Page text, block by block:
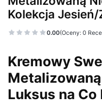
Kolekcja Jesień/
0.00(Oceny: 0
Kremowy
Metalizowaną
Luksus na Co